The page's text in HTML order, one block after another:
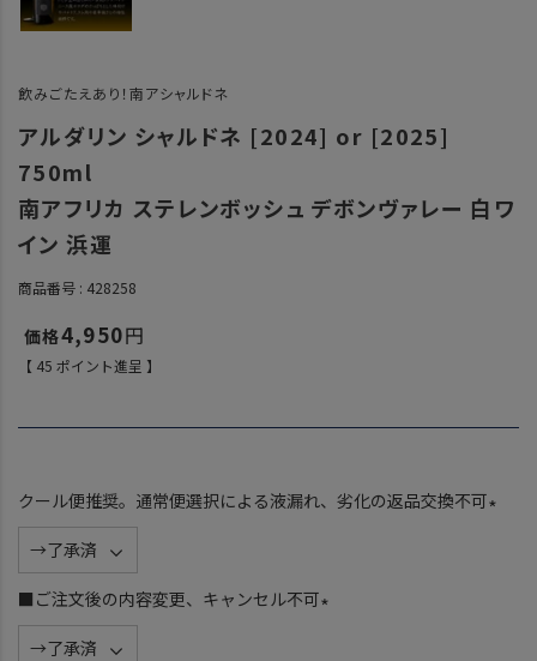
飲みごたえあり！南アシャルドネ
アルダリン シャルドネ [2024] or [2025]
750ml
南アフリカ ステレンボッシュ デボンヴァレー 白ワ
イン 浜運
商品番号 428258
4,950
【 45 ポイント進呈 】
クール便推奨。通常便選択による液漏れ、劣化の返品交換不可
■ご注文後の内容変更、キャンセル不可